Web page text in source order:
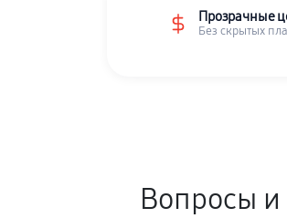
Прозрачные
Без скрытых
Вопросы и